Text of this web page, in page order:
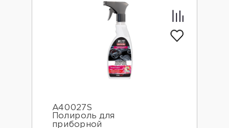
A40027S
Полироль для
приборной